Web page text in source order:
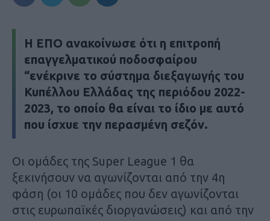
H EΠΟ ανακοίνωσε ότι η επιτροπή
επαγγελματικού ποδοσφαίρου
“ενέκρινε το σύστημα διεξαγωγής του
Κυπέλλου Ελλάδας της περιόδου 2022-
2023, το οποίο θα είναι το ίδιο με αυτό
που ίσχυε την περασμένη σεζόν.
Οι ομάδες της Super League 1 θα
ξεκινήσουν να αγωνίζονται από την 4η
φάση (οι 10 ομάδες που δεν αγωνίζονται
στις ευρωπαϊκές διοργανώσεις) και από την